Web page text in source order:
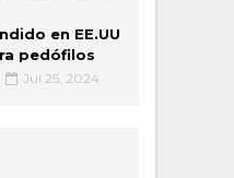
en EE.UU
pedófilos
Jul 25, 2024